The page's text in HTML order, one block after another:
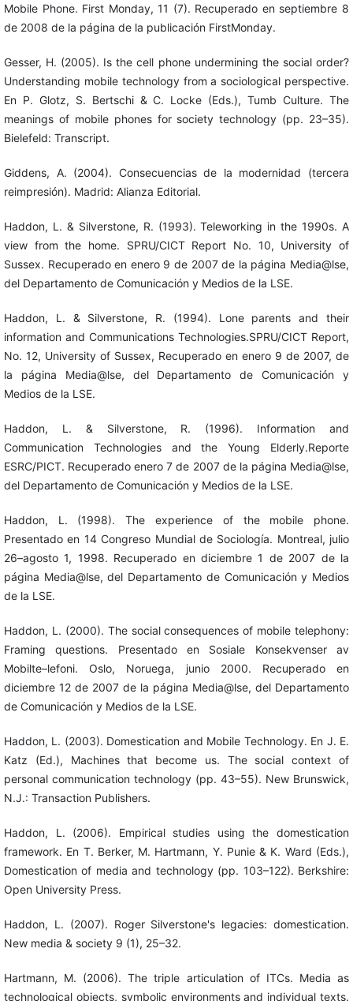
Mobile Phone. First Monday, 11 (7). Recuperado en septiembre 8
de 2008 de la página de la publicación FirstMonday.
Gesser, H. (2005). Is the cell phone undermining the social order?
Understanding mobile technology from a sociological perspective.
En P. Glotz, S. Bertschi & C. Locke (Eds.), Tumb Culture. The
meanings of mobile phones for society technology (pp. 23–35).
Bielefeld: Transcript.
Giddens, A. (2004). Consecuencias de la modernidad (tercera
reimpresión). Madrid: Alianza Editorial.
Haddon, L. & Silverstone, R. (1993). Teleworking in the 1990s. A
view from the home. SPRU/CICT Report No. 10, University of
Sussex. Recuperado en enero 9 de 2007 de la página Media@lse,
del Departamento de Comunicación y Medios de la LSE.
Haddon, L. & Silverstone, R. (1994). Lone parents and their
information and Communications Technologies.SPRU/CICT Report,
No. 12, University of Sussex, Recuperado en enero 9 de 2007, de
la página Media@lse, del Departamento de Comunicación y
Medios de la LSE.
Haddon, L. & Silverstone, R. (1996). Information and
Communication Technologies and the Young Elderly.Reporte
ESRC/PICT. Recuperado enero 7 de 2007 de la página Media@lse,
del Departamento de Comunicación y Medios de la LSE.
Haddon, L. (1998). The experience of the mobile phone.
Presentado en 14 Congreso Mundial de Sociología. Montreal, julio
26–agosto 1, 1998. Recuperado en diciembre 1 de 2007 de la
página Media@lse, del Departamento de Comunicación y Medios
de la LSE.
Haddon, L. (2000). The social consequences of mobile telephony:
Framing questions. Presentado en Sosiale Konsekvenser av
Mobilte–lefoni. Oslo, Noruega, junio 2000. Recuperado en
diciembre 12 de 2007 de la página Media@lse, del Departamento
de Comunicación y Medios de la LSE.
Haddon, L. (2003). Domestication and Mobile Technology. En J. E.
Katz (Ed.), Machines that become us. The social context of
personal communication technology (pp. 43–55). New Brunswick,
N.J.: Transaction Publishers.
Haddon, L. (2006). Empirical studies using the domestication
framework. En T. Berker, M. Hartmann, Y. Punie & K. Ward (Eds.),
Domestication of media and technology (pp. 103–122). Berkshire:
Open University Press.
Haddon, L. (2007). Roger Silverstone's legacies: domestication.
New media & society 9 (1), 25–32.
Hartmann, M. (2006). The triple articulation of ITCs. Media as
technological objects, symbolic environments and individual texts.